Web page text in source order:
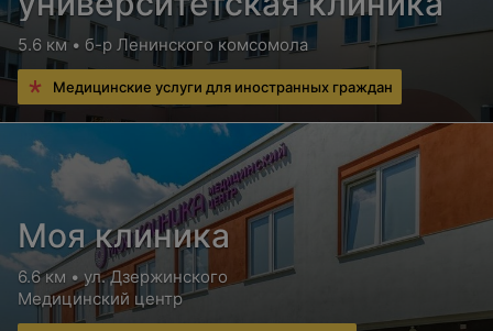
5.6 км • б-р Ленинского комсомола
Медицинские услуги для иностранных граждан
Моя клиника
6.6 км • ул. Дзержинского
Медицинский центр